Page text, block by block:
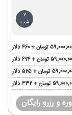
7
شب
تومان + ۴۶۰ دلار
تومان + ۶۹۴ دلار
تومان + ۵۲۵ دلار
تومان + ۳۳۲ دلار
و رزرو رایگان